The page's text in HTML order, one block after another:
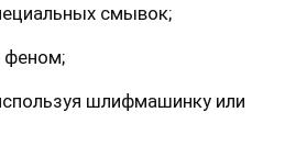
смывок;
феном;
шлифмашинку или